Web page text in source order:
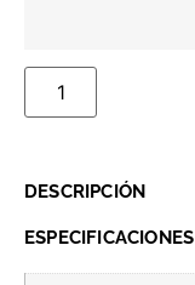
DESCRIPCIÓN
ESPECIFICACIONES